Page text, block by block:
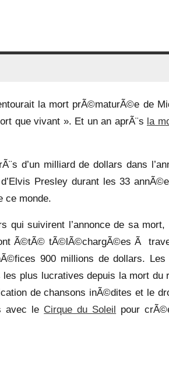
la mort prÃ©maturÃ©e de
que vivant ». Et un an aprÃ¨s la
d’un milliard de dollars dans
Presley durant les 33
ce monde.
qui suivirent l’annonce de sa mort,
Ã©tÃ© tÃ©lÃ©chargÃ©es Ã
900 millions de dollars. Les
plus lucratives depuis la mort du
de chansons inÃ©dites et le
avec le Cirque du Soleil
pour